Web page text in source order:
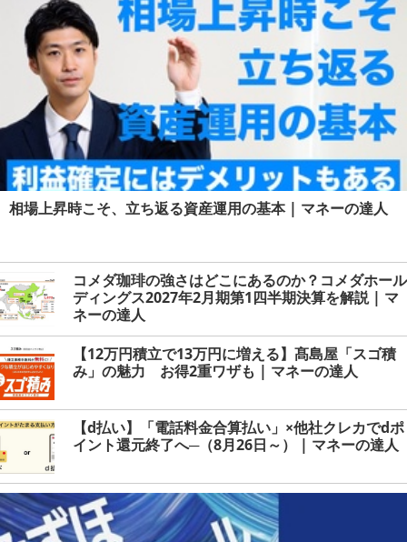
相場上昇時こそ、立ち返る資産運用の基本 | マネーの達人
コメダ珈琲の強さはどこにあるのか？コメダホール
ディングス2027年2月期第1四半期決算を解説 | マ
ネーの達人
【12万円積立で13万円に増える】髙島屋「スゴ積
み」の魅力 お得2重ワザも | マネーの達人
【d払い】「電話料金合算払い」×他社クレカでdポ
イント還元終了へ─（8月26日～） | マネーの達人